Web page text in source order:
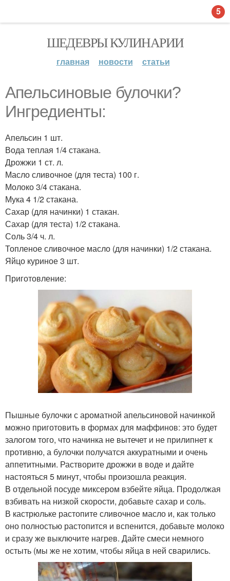
ШЕДЕВРЫ КУЛИНАРИИ
главная новости статьи
Апельсиновые булочки?
Ингредиенты:
Апельсин 1 шт.
Вода теплая 1/4 стакана.
Дрожжи 1 ст. л.
Масло сливочное (для теста) 100 г.
Молоко 3/4 стакана.
Мука 4 1/2 стакана.
Сахар (для начинки) 1 стакан.
Сахар (для теста) 1/2 стакана.
Соль 3/4 ч. л.
Топленое сливочное масло (для начинки) 1/2 стакана.
Яйцо куриное 3 шт.
Приготовление:
Пышные булочки с ароматной апельсиновой начинкой
можно приготовить в формах для маффинов: это будет
залогом того, что начинка не вытечет и не прилипнет к
противню, а булочки получатся аккуратными и очень
аппетитными. Растворите дрожжи в воде и дайте
настояться 5 минут, чтобы произошла реакция.
В отдельной посуде миксером взбейте яйца. Продолжая
взбивать на низкой скорости, добавьте сахар и соль.
В кастрюльке растопите сливочное масло и, как только
оно полностью растопится и вспенится, добавьте молоко
и сразу же выключите нагрев. Дайте смеси немного
остыть (мы же не хотим, чтобы яйца в ней сварились.
5